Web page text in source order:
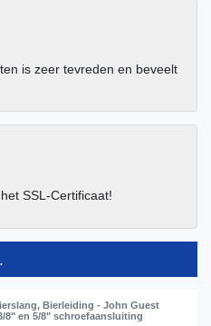
is zeer tevreden en beveelt
SSL-Certificaat!
Bierleiding - John Guest
8" en 5/8" schroefaansluiting